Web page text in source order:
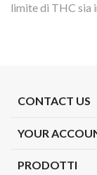
limite di THC sia
CONTACT US
YOUR
PRODOTTI